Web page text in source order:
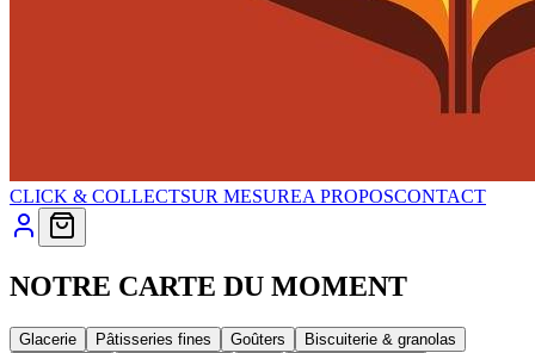
CLICK & COLLECTSUR MESUREA PROPOSCONTACT
NOTRE CARTE DU MOMENT
Glacerie Pâtisseries fines Goûters
Biscuiterie & granolas